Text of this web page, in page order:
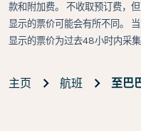
款和附加费。 不收取预订费，
显示的票价可能会有所不同。
显示的票价为过去48小时内采
主页 航班 至巴